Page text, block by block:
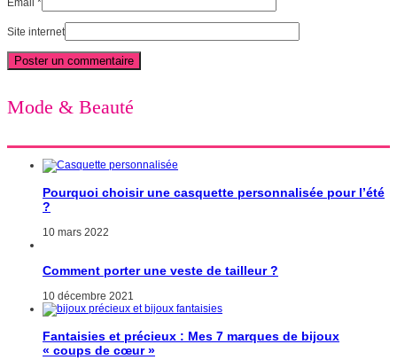
Email *
Site internet
Mode & Beauté
Pourquoi choisir une casquette personnalisée pour l’été
?
10 mars 2022
Comment porter une veste de tailleur ?
10 décembre 2021
Fantaisies et précieux : Mes 7 marques de bijoux
« coups de cœur »